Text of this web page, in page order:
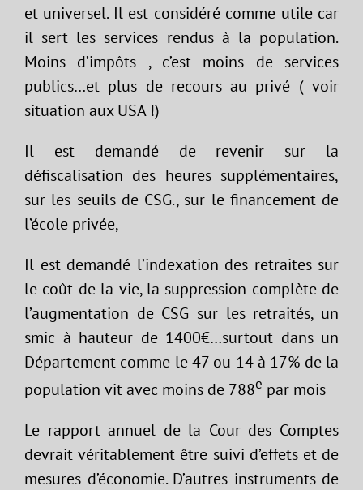
et universel. Il est considéré comme utile car
il sert les services rendus à la population.
Moins d’impôts , c’est moins de services
publics…et plus de recours au privé ( voir
situation aux USA !)
Il est demandé de revenir sur la
défiscalisation des heures supplémentaires,
sur les seuils de CSG., sur le financement de
l’école privée,
Il est demandé l’indexation des retraites sur
le coût de la vie, la suppression complète de
l’augmentation de CSG sur les retraités, un
smic à hauteur de 1400€…surtout dans un
Département comme le 47 ou 14 à 17% de la
population vit avec moins de 788e par mois
Le rapport annuel de la Cour des Comptes
devrait véritablement être suivi d’effets et de
mesures d’économie. D’autres instruments de